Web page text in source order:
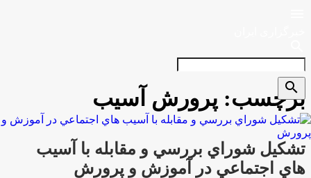
برچسب: پرورش آسيب
تشكيل شوراي بررسي و مقابله با آسيب
هاي اجتماعي در آموزش و پرورش
search